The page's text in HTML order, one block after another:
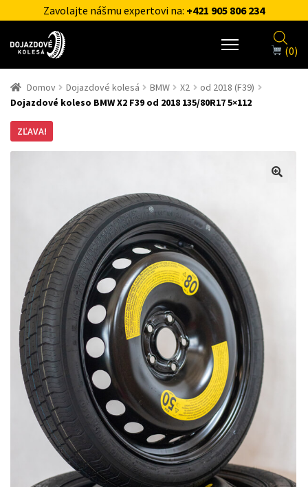
Zavolajte nášmu expertovi na: +421 905 806 234
(0)
Domov Dojazdové kolesá BMW X2
od 2018 (F39)
Dojazdové koleso BMW X2 F39 od 2018 135/80R17 5×112
ZĽAVA!